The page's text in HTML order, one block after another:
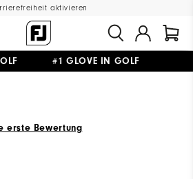
aktivieren
#1 GLOVE IN GOLF
erste Bewertung